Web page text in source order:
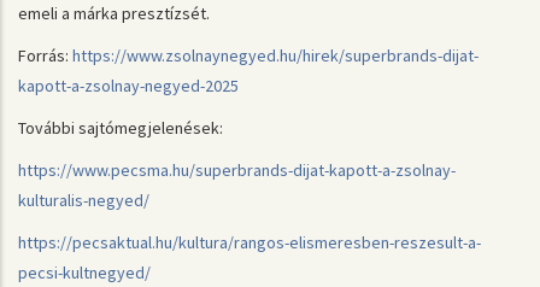
emeli a márka presztízsét.
Forrás: https://www.zsolnaynegyed.hu/hirek/superbrands-dijat-
kapott-a-zsolnay-negyed-2025
További sajtómegjelenések:
https://www.pecsma.hu/superbrands-dijat-kapott-a-zsolnay-
kulturalis-negyed/
https://pecsaktual.hu/kultura/rangos-elismeresben-reszesult-a-
pecsi-kultnegyed/